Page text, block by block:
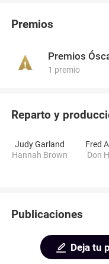
Premios
Premios
1 premio
Reparto y
Judy Garland
Hannah Brown
Fred
Don
Publicaciones
Deja tu